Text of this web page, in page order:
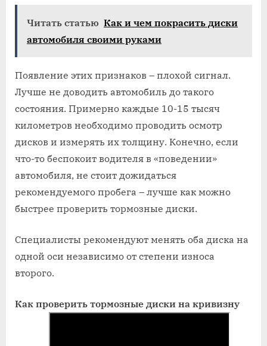
Читать статью Как и чем покрасить диски
автомобиля своими руками
Появление этих признаков – плохой сигнал.
Лучше не доводить автомобиль до такого
состояния. Примерно каждые 10-15 тысяч
километров необходимо проводить осмотр
дисков и измерять их толщину. Конечно, если
что-то беспокоит водителя в «поведении»
автомобиля, не стоит дожидаться
рекомендуемого пробега – лучше как можно
быстрее проверить тормозные диски.
Специалисты рекомендуют менять оба диска на
одной оси независимо от степени износа
второго.
Как проверить тормозные диски на кривизну